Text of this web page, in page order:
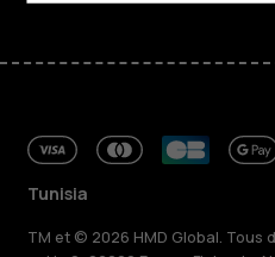
Tunisia
TM et © 2026 HMD Global. Tous